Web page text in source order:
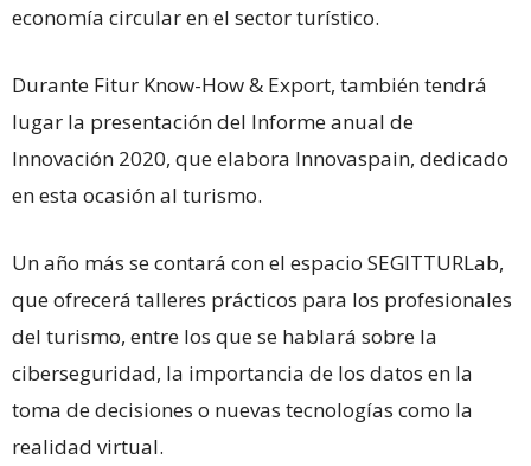
economía circular en el sector turístico.
Durante Fitur Know-How & Export, también tendrá
lugar la presentación del Informe anual de
Innovación 2020, que elabora Innovaspain, dedicado
en esta ocasión al turismo.
Un año más se contará con el espacio SEGITTURLab,
que ofrecerá talleres prácticos para los profesionales
del turismo, entre los que se hablará sobre la
ciberseguridad, la importancia de los datos en la
toma de decisiones o nuevas tecnologías como la
realidad virtual.